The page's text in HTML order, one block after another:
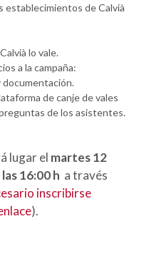
establecimientos de Calvià
lo vale.
a la campaña:
documentación.
de canje de vales
de los asistentes.
lugar el martes 12
16:00 h a través
inscribirse
).